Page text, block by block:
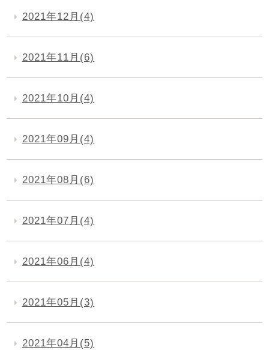
2021年12月(4)
2021年11月(6)
2021年10月(4)
2021年09月(4)
2021年08月(6)
2021年07月(4)
2021年06月(4)
2021年05月(3)
2021年04月(5)